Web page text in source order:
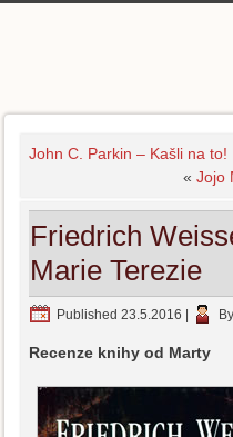
John C. Parkin – Kašli na to!
« Jojo
Friedrich
Marie Terezie
Published 23.5.2016 By
Recenze knihy od Marty